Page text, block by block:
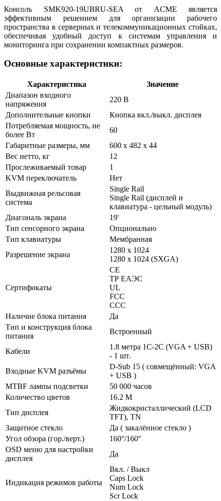
Консоль SMK920-19UBRU-SEA от ACME является
эффективным решением для организации рабочего
пространства в серверных и телекоммуникационных стойках,
обеспечивая удобный доступ к системам управления и
мониторинга при сохранении компактных размеров.
Основные характеристики:
Характеристика
Значение
Диапазон входного
напряжения
220 В
Дополнительные кнопки
Кнопка вкл./выкл. дисплея
Потребляемая мощность, не
более Вт
60
Габаритные размеры, мм
600 x 482 x 44
Вес нетто, кг
12
Прослеживаемый товар
1
KVM переключатель
Нет
Выдвижная рельсовая
система
Single Rail
Single Rail (дисплей и
клавиатура - цельный модуль)
Диагональ экрана
19'
Тип сенсорного экрана
Опционально
Тип клавиатуры
Мембранная
Разрешение экрана
1280 x 1024
1280 x 1024 (SXGA)
Сертификаты
CE
ТР ЕАЭС
UL
FCC
CСС
Наличие блока питания
Да
Тип и конструкция блока
питания
Встроенный
Кабели
1.8 метра 1C-2C (VGA + USB)
- 1 шт.
Входные KVM разъёмы
D-Sub 15 ( совмещённый: VGA
+ USB )
MTBF лампы подсветки
50 000 часов
Количество цветов
16.2 M
Тип дисплея
Жидкокристаллический (LCD
TFT), TN
Защитное стекло
Да ( закалённое стекло )
Угол обзора (гор./верт.)
160°/160°
OSD меню для настройки
дисплея
Да
Индикация режимов работы
Вкл. / Выкл
Caps Lock
Num Lock
Scr Lock